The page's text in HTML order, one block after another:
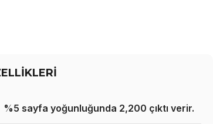
%5 sayfa yoğunluğunda 2,200 çıktı verir.